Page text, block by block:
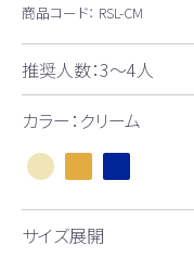
商品コード： RSL-CM
推奨人数：3～4人
カラー：クリーム
サイズ展開